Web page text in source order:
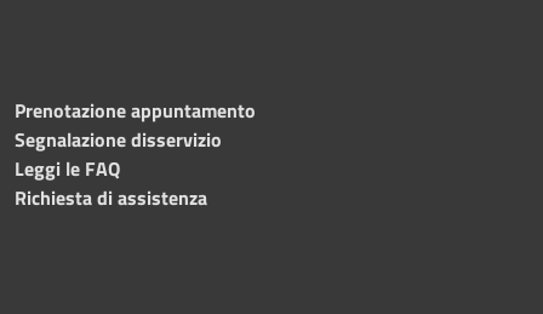
Prenotazione appuntamento
Segnalazione disservizio
Leggi le FAQ
Richiesta di assistenza